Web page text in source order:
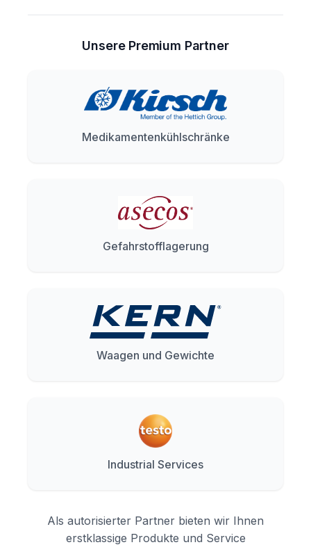
Unsere Premium Partner
Medikamentenkühlschränke
Gefahrstofflagerung
Waagen und Gewichte
Industrial Services
Als autorisierter Partner bieten wir Ihnen
erstklassige Produkte und Service